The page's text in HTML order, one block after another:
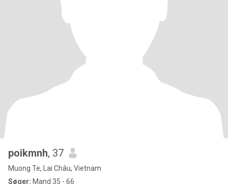
poikmnh, 37
Muong Te, Lai Châu, Vietnam
Søger: Mand 35 - 66